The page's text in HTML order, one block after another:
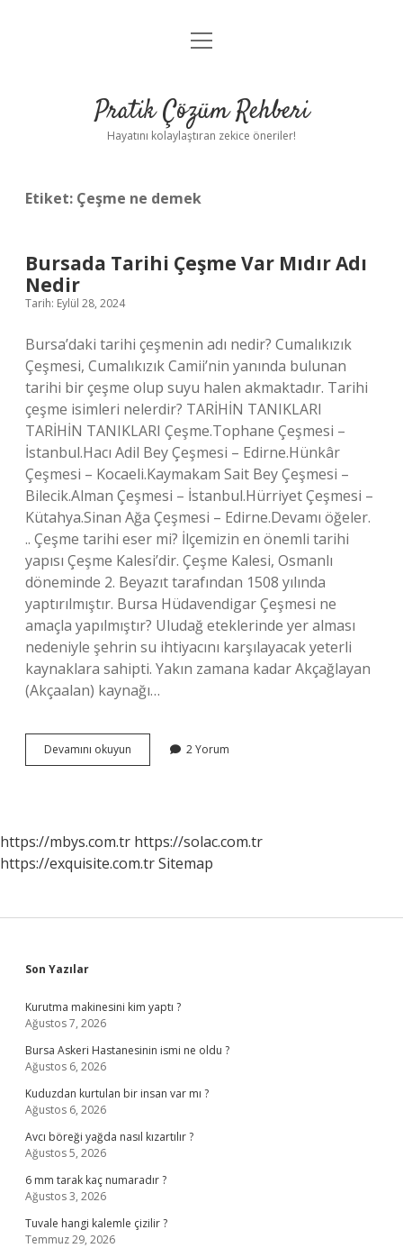
Anasayfa
Yasal Uyarı
menüyü
Pratik Çözüm Rehberi
Hayatını kolaylaştıran zekice öneriler!
Etiket: Çeşme ne demek
Bursada Tarihi Çeşme Var Mıdır Adı
Nedir
Tarih: Eylül 28, 2024
Bursa’daki tarihi çeşmenin adı nedir? Cumalıkızık
Çeşmesi, Cumalıkızık Camii’nin yanında bulunan
tarihi bir çeşme olup suyu halen akmaktadır. Tarihi
çeşme isimleri nelerdir? TARİHİN TANIKLARI
TARİHİN TANIKLARI Çeşme.Tophane Çeşmesi –
İstanbul.Hacı Adil Bey Çeşmesi – Edirne.Hünkâr
Çeşmesi – Kocaeli.Kaymakam Sait Bey Çeşmesi –
Bilecik.Alman Çeşmesi – İstanbul.Hürriyet Çeşmesi –
Kütahya.Sinan Ağa Çeşmesi – Edirne.Devamı öğeler.
.. Çeşme tarihi eser mi? İlçemizin en önemli tarihi
yapısı Çeşme Kalesi’dir. Çeşme Kalesi, Osmanlı
döneminde 2. Beyazıt tarafından 1508 yılında
yaptırılmıştır. Bursa Hüdavendigar Çeşmesi ne
amaçla yapılmıştır? Uludağ eteklerinde yer alması
nedeniyle şehrin su ihtiyacını karşılayacak yeterli
kaynaklara sahipti. Yakın zamana kadar Akçağlayan
(Akçaalan) kaynağı…
Devamını okuyun Bursada
Tarihi
Nedir
2 Yorum
https://mbys.com.tr https://solac.com.tr
https://exquisite.com.trSitemap
Sidebar
Son Yazılar
Kurutma makinesini kim yaptı ?
Ağustos 7, 2026
Bursa Askeri Hastanesinin ismi ne oldu ?
Ağustos 6, 2026
Kuduzdan kurtulan bir insan var mı ?
Ağustos 6, 2026
Avcı böreği yağda nasıl kızartılır ?
Ağustos 5, 2026
6 mm tarak kaç numaradır ?
Ağustos 3, 2026
Tuvale hangi kalemle çizilir ?
Temmuz 29, 2026